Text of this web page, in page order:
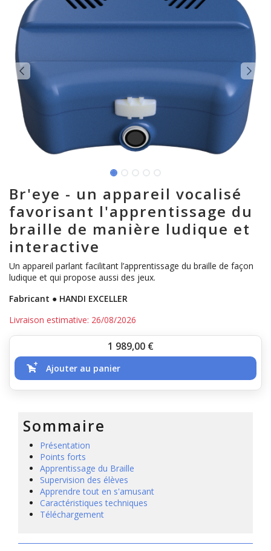
Br'eye - un appareil vocalisé
favorisant l'apprentissage du
braille de manière ludique et
interactive
Un appareil parlant facilitant l’apprentissage du braille de façon
ludique et qui propose aussi des jeux.
Fabricant ● HANDI EXCELLER
Livraison estimative: 26/08/2026
Prix
1 989,00 €
Ajouter au panier
Sommaire
Présentation
Points forts
Apprentissage du Braille
Supervision des élèves
Apprendre tout en s'amusant
Caractéristiques techniques
Téléchargement